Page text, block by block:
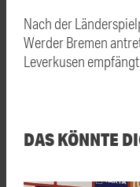
Nach der
Werder Bremen
Leverkusen
DAS KÖNNTE